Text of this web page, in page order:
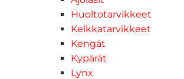
Huoltotarvikkeet
Kelkkatarvikkeet
Kengät
Kypärät
Lynx